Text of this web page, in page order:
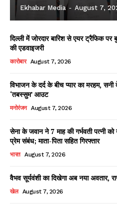
Ekhabar Media - August 7,
दिल्ली में जोरदार बारिश से एयर ट्रैफिक पर
की एडवाइजरी
कारोबार August 7, 2026
विभाजन के दर्द के बीच प्यार का मरहम,
‘तबस्सुम’ आउट
मनोरंजन August 7, 2026
सेना के जवान ने 7 माह की गर्भवती पत्नी
प्रेम संबंध; माता-पिता सहित गिरफ्तार
भारत August 7, 2026
वैभव सूर्यवंशी का दिखेगा अब नया अवतार,
खेल August 7, 2026